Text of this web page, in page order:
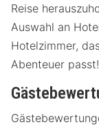
Reise
Auswahl an
Hotelzimmer,
Abenteuer passt!